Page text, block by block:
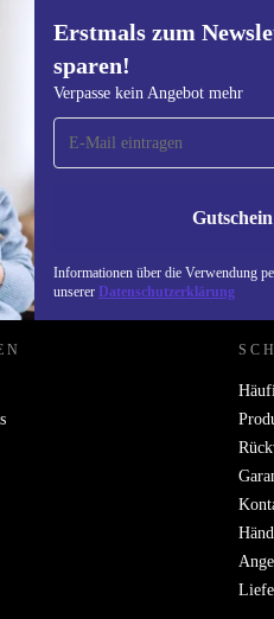
Erstmals zum
sparen!
Verpasse kein Angebot mehr
Informationen über die Verwendung
unserer Datenschutzerklärung
zum Newsletter
15 € sparen!
kein Angebot mehr.
- RETHINK NEW.